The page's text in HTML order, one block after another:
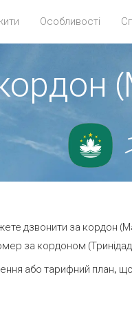
Особливості
дзвонити за кордон
за кордоном
або тарифний план,